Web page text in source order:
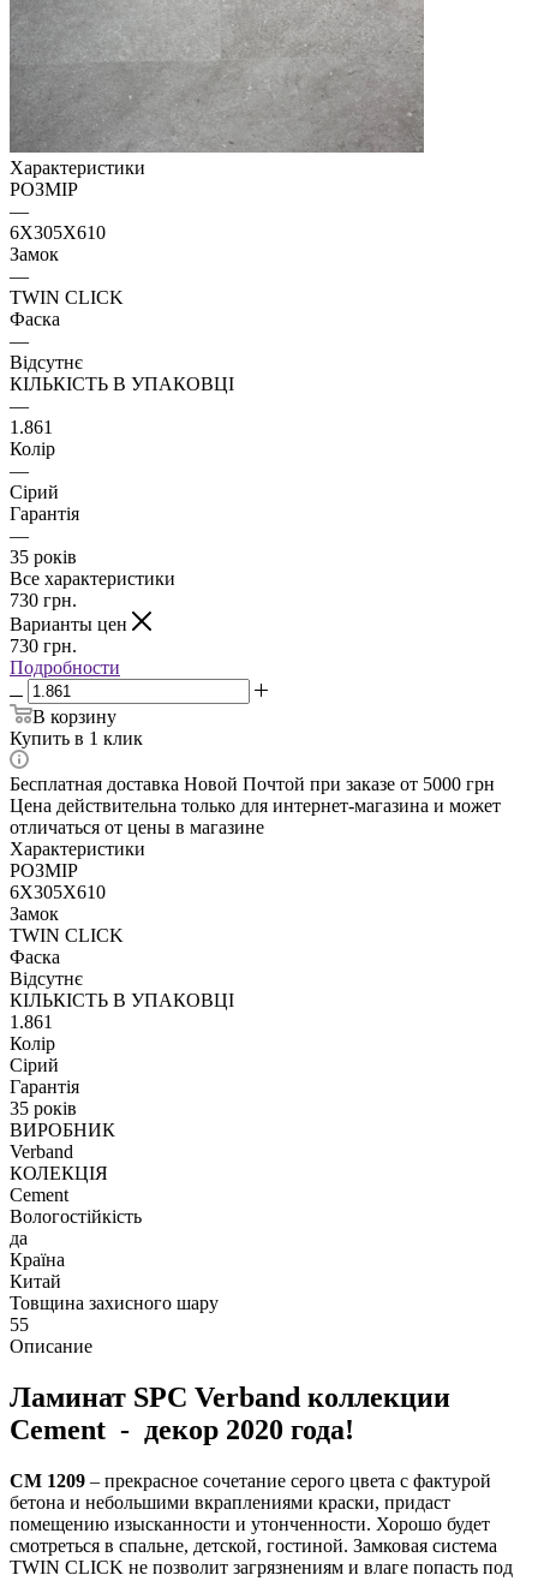
Характеристики
РОЗМІР
—
6X305X610
Замок
—
TWIN CLICK
Фаска
—
Відсутнє
КІЛЬКІСТЬ В УПАКОВЦІ
—
1.861
Колір
—
Сірий
Гарантія
—
35 років
Все характеристики
730 грн.
Варианты цен
730 грн.
Подробности
В корзину
Купить в 1 клик
Бесплатная доставка Новой Почтой при заказе от 5000 грн
Цена действительна только для интернет-магазина и может
отличаться от цены в магазине
Характеристики
РОЗМІР
6X305X610
Замок
TWIN CLICK
Фаска
Відсутнє
КІЛЬКІСТЬ В УПАКОВЦІ
1.861
Колір
Сірий
Гарантія
35 років
ВИРОБНИК
Verband
КОЛЕКЦІЯ
Cement
Вологостійкість
да
Країна
Китай
Товщина захисного шару
55
Описание
Ламинат SPC Verband коллекции
Cement - декор 2020 года!
CM 1209 – прекрасное сочетание серого цвета с фактурой
бетона и небольшими вкраплениями краски, придаст
помещению изысканности и утонченности. Хорошо будет
смотреться в спальне, детской, гостиной. Замковая система
TWIN CLICK не позволит загрязнениям и влаге попасть под